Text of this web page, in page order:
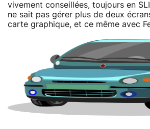
vivement conseillées, toujours en
ne sait pas gérer plus de deux
carte graphique, et ce même avec